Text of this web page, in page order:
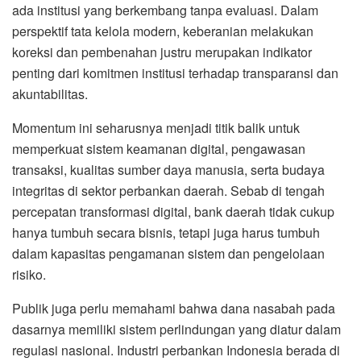
ada institusi yang berkembang tanpa evaluasi. Dalam
perspektif tata kelola modern, keberanian melakukan
koreksi dan pembenahan justru merupakan indikator
penting dari komitmen institusi terhadap transparansi dan
akuntabilitas.
Momentum ini seharusnya menjadi titik balik untuk
memperkuat sistem keamanan digital, pengawasan
transaksi, kualitas sumber daya manusia, serta budaya
integritas di sektor perbankan daerah. Sebab di tengah
percepatan transformasi digital, bank daerah tidak cukup
hanya tumbuh secara bisnis, tetapi juga harus tumbuh
dalam kapasitas pengamanan sistem dan pengelolaan
risiko.
Publik juga perlu memahami bahwa dana nasabah pada
dasarnya memiliki sistem perlindungan yang diatur dalam
regulasi nasional. Industri perbankan Indonesia berada di